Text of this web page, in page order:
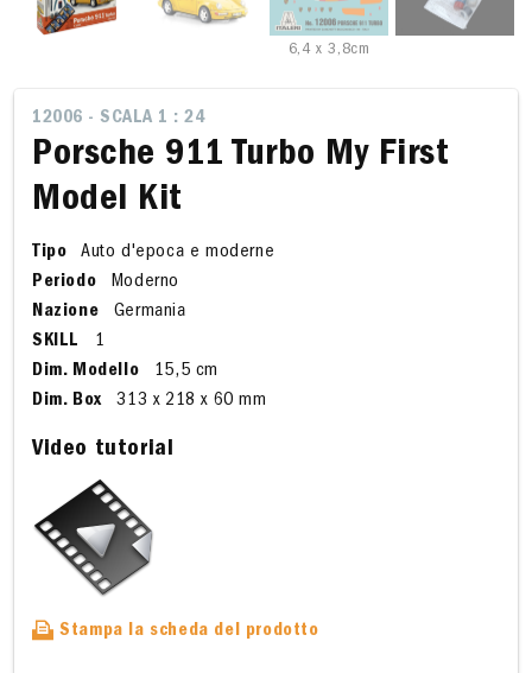
6,4 x 3,8cm
12006 - SCALA 1 : 24
Porsche 911 Turbo My First
Model Kit
Tipo
Auto d'epoca e moderne
Periodo
Moderno
Nazione
Germania
SKILL
1
Dim. Modello
15,5 cm
Dim. Box
313 x 218 x 60 mm
Video tutorial
Stampa la scheda del prodotto